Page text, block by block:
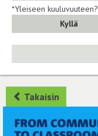
*Yleiseen kuuluvuuteen?
Kyllä
Takaisin